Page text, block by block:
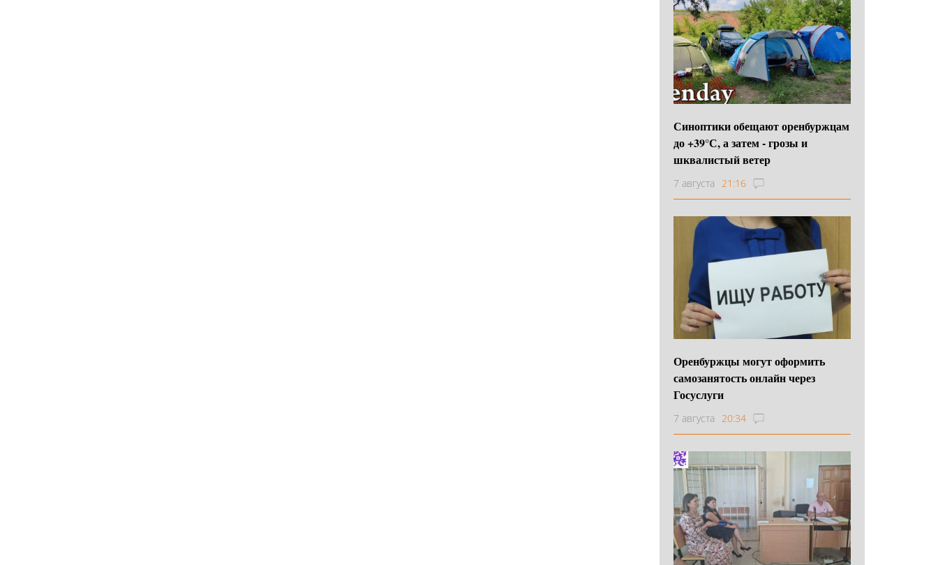
Синоптики обещают оренбуржцам
до +39°С, а затем - грозы и
шквалистый ветер
7 августа 21:16
Оренбуржцы могут оформить
самозанятость онлайн через
Госуслуги
7 августа 20:34